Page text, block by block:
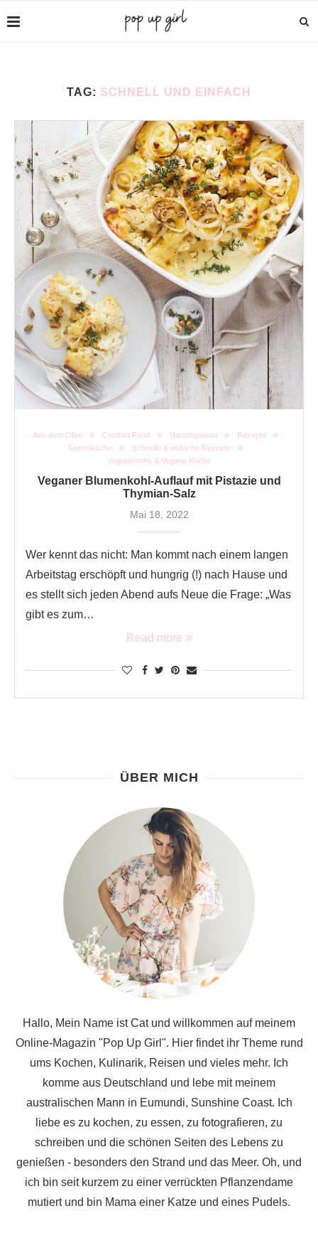
TAG: SCHNELL UND EINFACH
Aus dem Ofen Comfort Food Hauptspeisen
Rezepte
Saisonküche
Schnelle & einfache Rezepte
Vegetarische & Vegane Küche
Veganer Blumenkohl-Auflauf mit Pistazie und
Thymian-Salz
Mai 18, 2022
Wer kennt das nicht: Man kommt nach einem langen
Arbeitstag erschöpft und hungrig (!) nach Hause und
es stellt sich jeden Abend aufs Neue die Frage: „Was
gibt es zum…
Read more
ÜBER MICH
Hallo, Mein Name ist Cat und willkommen auf meinem
Online-Magazin "Pop Up Girl". Hier findet ihr Theme rund
ums Kochen, Kulinarik, Reisen und vieles mehr. Ich
komme aus Deutschland und lebe mit meinem
australischen Mann in Eumundi, Sunshine Coast. Ich
liebe es zu kochen, zu essen, zu fotografieren, zu
schreiben und die schönen Seiten des Lebens zu
genießen - besonders den Strand und das Meer. Oh, und
ich bin seit kurzem zu einer verrückten Pflanzendame
mutiert und bin Mama einer Katze und eines Pudels.